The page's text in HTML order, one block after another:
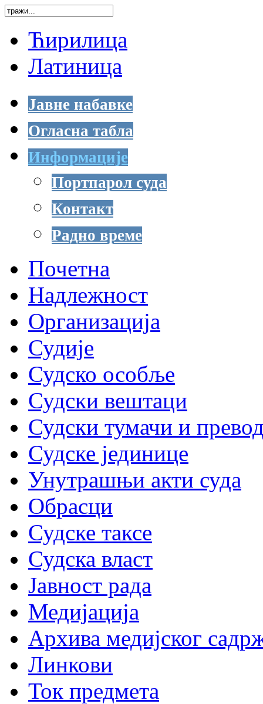
Ћирилица
Латиница
Јавне набавке
Огласна табла
Информације
Портпарол суда
Контакт
Радно време
Почетна
Надлежност
Организација
Судије
Судско особље
Судски вештаци
Судски тумачи и
Судске јединице
Унутрашњи акти суда
Обрасци
Судске таксе
Судска власт
Јавност рада
Медијација
Архива медијског
Линкови
Ток предмета